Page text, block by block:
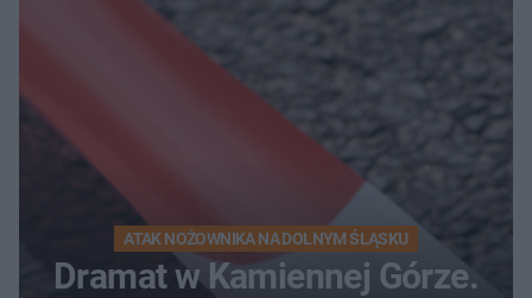
ATAK NOŻOWNIKA NA DOLNYM ŚLĄSKU
Dramat w Kamiennej Górze.